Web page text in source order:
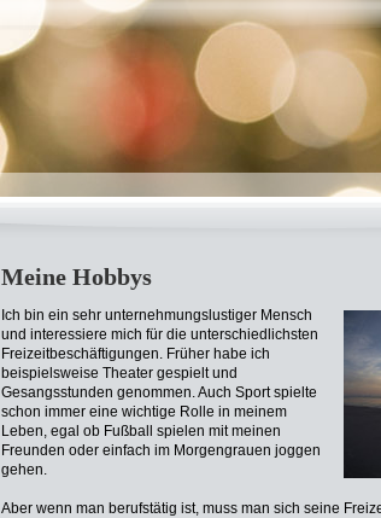
Meine Hobbys
Ich bin ein sehr unternehmungslustiger Mensch
und interessiere mich für die unterschiedlichsten
Freizeitbeschäftigungen. Früher habe ich
beispielsweise Theater gespielt und
Gesangsstunden genommen. Auch Sport spielte
schon immer eine wichtige Rolle in meinem
Leben, egal ob Fußball spielen mit meinen
Freunden oder einfach im Morgengrauen joggen
gehen.
Aber wenn man berufstätig ist, muss man sich seine